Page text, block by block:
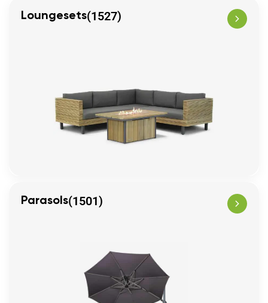
Loungesets(1527)
Parasols(1501)